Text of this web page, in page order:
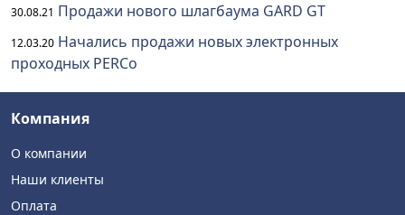
30.08.21 Продажи нового шлагбаума GARD GT
12.03.20 Начались продажи новых электронных
проходных PERCo
Компания
О компании
Наши клиенты
Оплата